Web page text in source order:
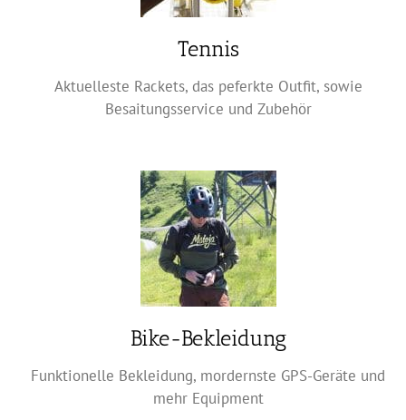
Tennis
Aktuelleste Rackets, das peferkte Outfit, sowie
Besaitungsservice und Zubehör
Bike-Bekleidung
Funktionelle Bekleidung, mordernste GPS-Geräte und
mehr Equipment